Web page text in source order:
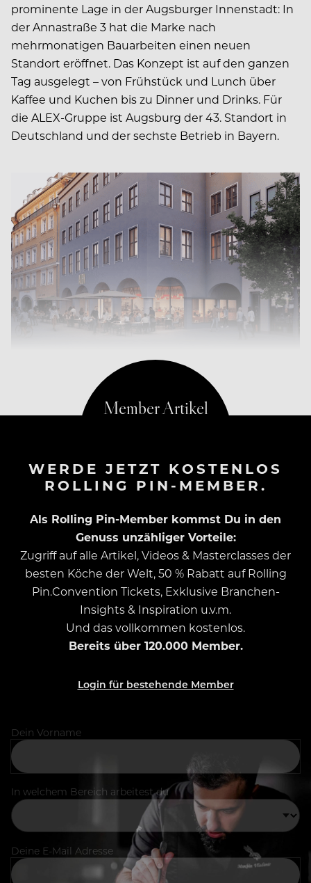
prominente Lage in der Augsburger Innenstadt: In
der Annastraße 3 hat die Marke nach
mehrmonatigen Bauarbeiten einen neuen
Standort eröffnet. Das Konzept ist auf den ganzen
Tag ausgelegt – von Frühstück und Lunch über
Kaffee und Kuchen bis zu Dinner und Drinks. Für
die ALEX-Gruppe ist Augsburg der 43. Standort in
Deutschland und der sechste Betrieb in Bayern.
WERDE JETZT KOSTENLOS
ROLLING PIN-MEMBER.
Als Rolling Pin-Member kommst Du in den
Genuss unzähliger Vorteile:
Zugriff auf alle Artikel, Videos & Masterclasses der
besten Köche der Welt, 50 % Rabatt auf Rolling
Pin.Convention Tickets, Exklusive Branchen-
Insights & Inspiration u.v.m.
Und das vollkommen kostenlos.
Bereits über 120.000 Member.
Login für bestehende Member
Dein Vorname
In welchem Bereich arbeitest du
Deine E-Mail Adresse